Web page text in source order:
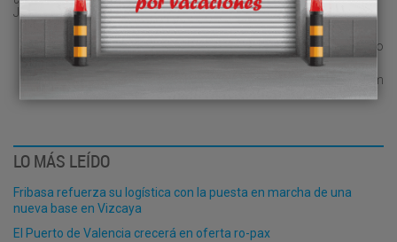
Jordi?
Javier Miranda Descalzo
javier.miranda@grupoxxi.com
LO MÁS LEÍDO
Fribasa refuerza su logística con la puesta en marcha de una
nueva base en Vizcaya
El Puerto de Valencia crecerá en oferta ro-pax